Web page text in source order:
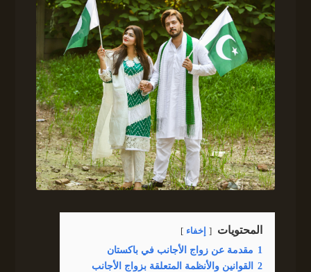
المحتويات إخفاء
1 مقدمة عن زواج الأجانب في باكستان
2
القوانين والأنظمة المتعلقة بزواج الأجانب